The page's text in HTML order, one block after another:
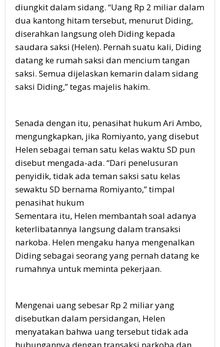
diungkit dalam sidang. “Uang Rp 2 miliar dalam
dua kantong hitam tersebut, menurut Diding,
diserahkan langsung oleh Diding kepada
saudara saksi (Helen). Pernah suatu kali, Diding
datang ke rumah saksi dan mencium tangan
saksi. Semua dijelaskan kemarin dalam sidang
saksi Diding,” tegas majelis hakim.
Senada dengan itu, penasihat hukum Ari Ambo,
mengungkapkan, jika Romiyanto, yang disebut
Helen sebagai teman satu kelas waktu SD pun
disebut mengada-ada. “Dari penelusuran
penyidik, tidak ada teman saksi satu kelas
sewaktu SD bernama Romiyanto,” timpal
penasihat hukum
Sementara itu, Helen membantah soal adanya
keterlibatannya langsung dalam transaksi
narkoba. Helen mengaku hanya mengenalkan
Diding sebagai seorang yang pernah datang ke
rumahnya untuk meminta pekerjaan.
Mengenai uang sebesar Rp 2 miliar yang
disebutkan dalam persidangan, Helen
menyatakan bahwa uang tersebut tidak ada
hubungannya dengan transaksi narkoba dan